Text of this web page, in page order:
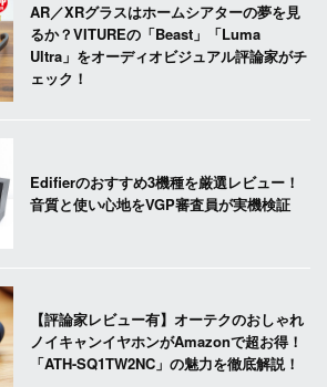
AR／XRグラスはホームシアターの夢を見
るか？VITUREの「Beast」「Luma
Ultra」をオーディオビジュアル評論家がチ
ェック！
Edifierのおすすめ3機種を厳選レビュー！
音質と使い心地をVGP審査員が実機検証
【評論家レビュー有】オーテクのおしゃれ
ノイキャンイヤホンがAmazonで超お得！
「ATH-SQ1TW2NC」の魅力を徹底解説！